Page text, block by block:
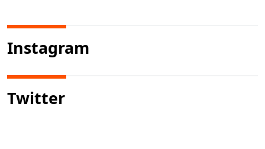
Instagram
Twitter